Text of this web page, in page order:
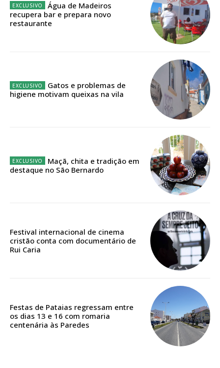
ASSINATURA
Edição em papel entregue à Quinta-feira em sua
Acesso aos conteúdos Exclusivos para
assinantes
Ofertas para assinatura anual
12 meses
Água de Madeiros
recupera bar e prepara novo
restaurante
Gatos e problemas de
higiene motivam queixas na vila
Maçã, chita e tradição em
destaque no São Bernardo
Festival internacional de cinema
cristão conta com documentário de
Rui Caria
Festas de Pataias regressam entre
os dias 13 e 16 com romaria
centenária às Paredes